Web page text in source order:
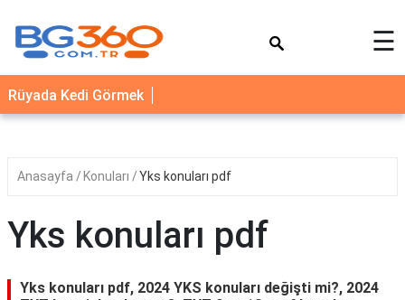
YEMEK
TARİFLERİ
SAĞLIK
☰
Rüyada Kedi Görmek
Anasayfa Konuları Yks konuları pdf
Yks konuları pdf
Yks konuları pdf, 2024 YKS konuları değişti mi?, 2024